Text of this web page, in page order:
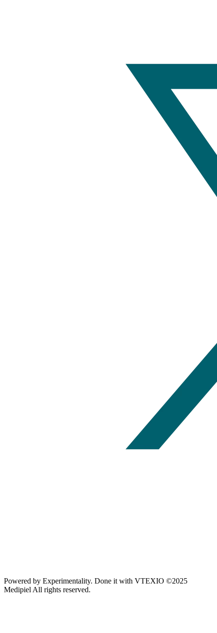
Powered by Experimentality. Done it with VTEXIO ©2025
MedipielAll rights reserved.